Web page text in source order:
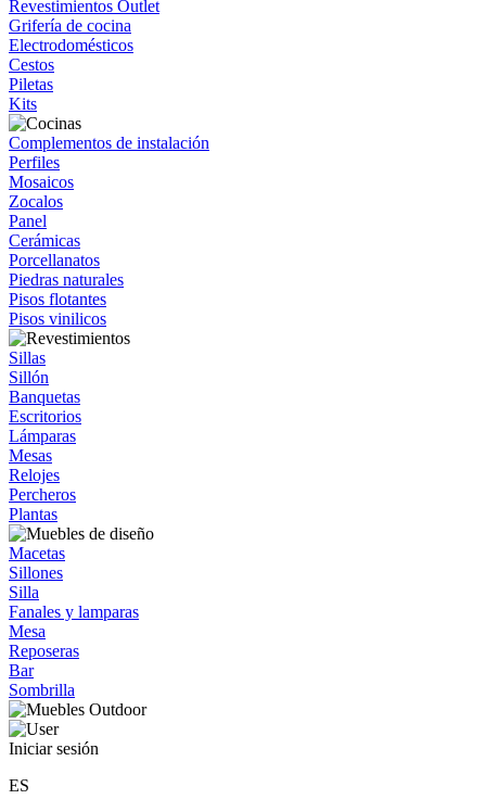
Revestimientos Outlet
Grifería de cocina
Electrodomésticos
Cestos
Piletas
Kits
Complementos de instalación
Perfiles
Mosaicos
Zocalos
Panel
Cerámicas
Porcellanatos
Piedras naturales
Pisos flotantes
Pisos vinilicos
Sillas
Sillón
Banquetas
Escritorios
Lámparas
Mesas
Relojes
Percheros
Plantas
Macetas
Sillones
Silla
Fanales y lamparas
Mesa
Reposeras
Bar
Sombrilla
Iniciar sesión
ES